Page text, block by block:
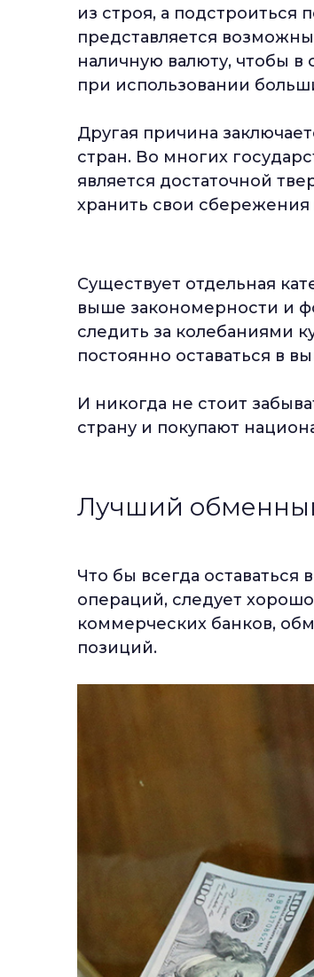
из строя, а подстроиться
представляется
наличную валюту, чтобы в
при использовании
Другая причина
стран. Во многих
является достаточной
хранить свои
Существует отдельная
выше закономерности и
следить за колебаниями
постоянно оставаться в
И никогда не стоит
страну и покупают
Лучший
Что бы всегда
операций, следует
коммерческих банков,
позиций.